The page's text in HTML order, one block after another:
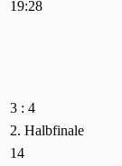
19:28
3 : 4
2. Halbfinale
14